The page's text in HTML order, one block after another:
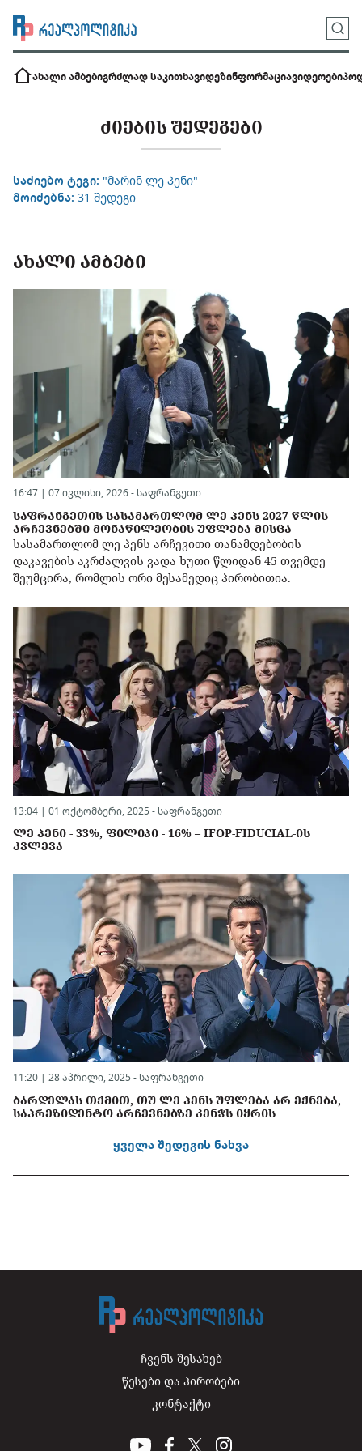
ახალი ამბებიგრძლად საკითხავიდეზინფორმაციავიდეოები
ᲫᲘᲔᲑᲘᲡ ᲨᲔᲓᲔᲒᲔᲑᲘ
საძიებო ტეგი: "მარინ ლე პენი"
მოიძებნა: 31 შედეგი
ᲐᲮᲐᲚᲘ ᲐᲛᲑᲔᲑᲘ
16:47 | 07 ივლისი, 2026 - საფრანგეთი
ᲡᲐᲤᲠᲐᲜᲒᲔᲗᲘᲡ ᲡᲐᲡᲐᲛᲐᲠᲗᲚᲝᲛ ᲚᲔ ᲞᲔᲜᲡ 2027 ᲬᲚᲘᲡ
ᲐᲠᲩᲔᲕᲜᲔᲑᲨᲘ ᲛᲝᲜᲐᲬᲘᲚᲔᲝᲑᲘᲡ ᲣᲤᲚᲔᲑᲐ ᲛᲘᲡᲪᲐ
სასამართლომ ლე პენს არჩევითი თანამდებობის
დაკავების აკრძალვის ვადა ხუთი წლიდან 45 თვემდე
შეუმცირა, რომლის ორი მესამედიც პირობითია.
13:04 | 01 ოქტომბერი, 2025 - საფრანგეთი
ᲚᲔ ᲞᲔᲜᲘ - 33%, ᲤᲘᲚᲘᲞᲘ - 16% – IFOP-FIDUCIAL-ᲘᲡ
ᲙᲕᲚᲔᲕᲐ
11:20 | 28 აპრილი, 2025 - საფრანგეთი
ᲑᲐᲠᲓᲔᲚᲐᲡ ᲗᲥᲛᲘᲗ, ᲗᲣ ᲚᲔ ᲞᲔᲜᲡ ᲣᲤᲚᲔᲑᲐ ᲐᲠ ᲔᲥᲜᲔᲑᲐ,
ᲡᲐᲞᲠᲔᲖᲘᲓᲔᲜᲢᲝ ᲐᲠᲩᲔᲕᲜᲔᲑᲖᲔ ᲙᲔᲜᲭᲡ ᲘᲧᲠᲘᲡ
ყველა შედეგის ნახვა
ჩვენს შესახებ
წესები და პირობები
კონტაქტი